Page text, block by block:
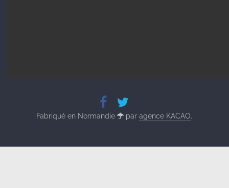
Fabriqué en Normandie paragence KACAO.